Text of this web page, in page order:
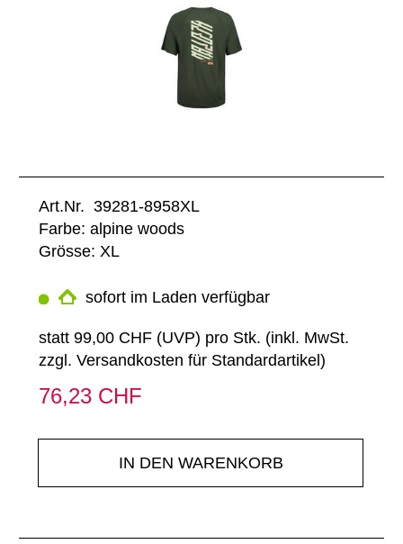
Art.Nr. 39281-8958XL
Farbe: alpine woods
Grösse: XL
sofort im Laden verfügbar
statt 99,00 CHF (UVP) pro Stk. (inkl. MwSt.
zzgl. Versandkosten für Standardartikel)
76,23 CHF
IN DEN WARENKORB